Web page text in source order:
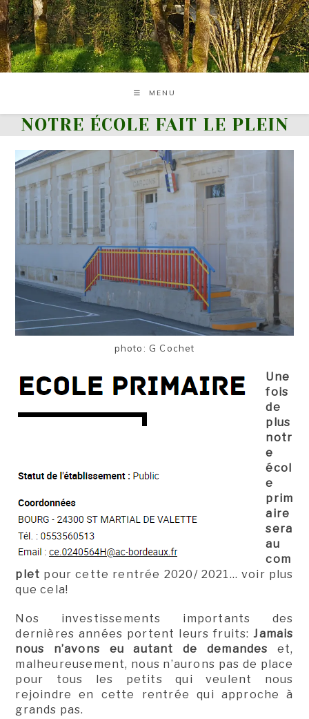
Skip
to
content
MENU
NOTRE ÉCOLE FAIT LE PLEIN
photo: G Cochet
Une
fois
de
plus
notr
e
écol
e
prim
aire
sera
au
com
plet pour cette rentrée 2020/ 2021… voir plus
que cela!
Nos investissements importants des
dernières années portent leurs fruits:Jamais
nous n’avons eu autant de demandes et,
malheureusement, nous n’aurons pas de place
pour tous les petits qui veulent nous
rejoindre en cette rentrée qui approche à
grands pas.